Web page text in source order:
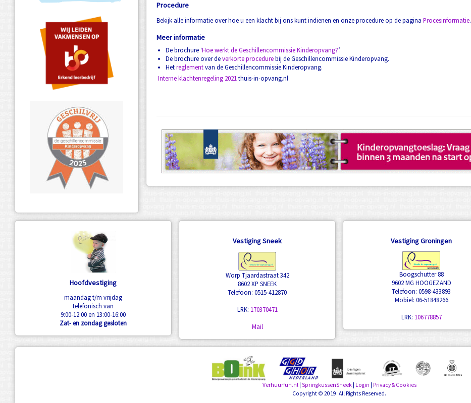
Procedure
Bekijk alle informatie over hoe u een klacht bij ons kunt indienen en onze procedure op de pagina Procesinformatie.
Meer informatie
De brochure ‘Hoe werkt de Geschillencommissie Kinderopvang?’.
De brochure over deverkorte procedurebij de Geschillencommissie Kinderopvang.
Hetreglementvan de Geschillencommissie Kinderopvang.
Interne klachtenregeling 2021 thuis-in-opvang.nl
Hoofdvestiging
maandag t/m vrijdag
telefonisch van
9:00-12:00 en 13:00-16:00
Zat- en zondag gesloten
Vestiging Sneek
Worp Tjaardastraat 342
8602 XP SNEEK
Telefoon: 0515-412870
LRK: 170370471
Mail
Vestiging Groningen
Boogschutter 88
9602 MG HOOGEZAND
Telefoon: 0598-433893
Mobiel: 06-51848266
LRK: 106778857
Verhuurfun.nl| SpringkussenSneek| Login
Privacy & Cookies
Copyright © 2019. All Rights Reserved.